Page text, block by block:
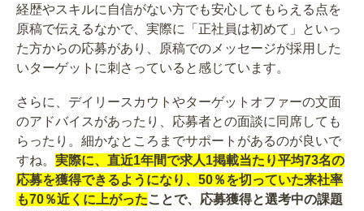
経歴やスキルに自信がない方でも安心してもらえる点を
原稿で伝えるなかで、実際に「正社員は初めて」といっ
た方からの応募があり、原稿でのメッセージが採用した
いターゲットに刺さっていると感じています。
さらに、デイリースカウトやターゲットオファーの文面
のアドバイスがあったり、応募者との面談に同席しても
らったり。細かなところまでサポートがあるのが良いで
すね。 実際に、直近1年間で求人1掲載当たり平均73名の
応募を獲得できるようになり、50％を切っていた来社率
も70％近くに上がったことで、応募獲得と選考中の課題